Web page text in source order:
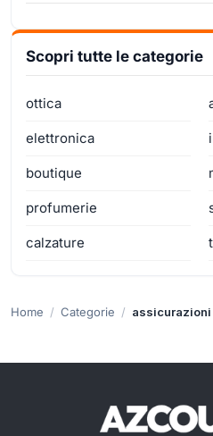
Scopri tutte le categorie
ottica
elettronica
boutique
profumerie
calzature
Home Categorie assicurazioni